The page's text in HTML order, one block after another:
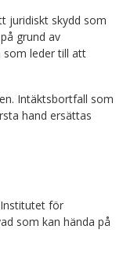
juridiskt skydd som
grund av
leder till att
Intäktsbortfall som
hand ersättas
för
som kan hända på